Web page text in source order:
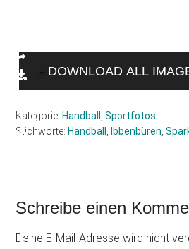
DOWNLOAD ALL
Kategorie: Handball ,Sportfotos
Stichworte: Handball , Ibbenbüren,
Leser-
Interaktionen
Schreibe einen
Deine E-Mail-Adresse wird nicht